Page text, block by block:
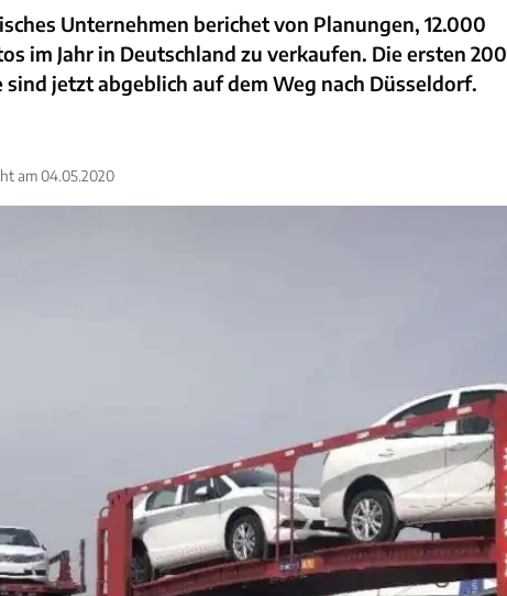
Unternehmen berichet von Planungen, 12.000
im Jahr in Deutschland zu verkaufen. Die ersten 200
sind jetzt abgeblich auf dem Weg nach Düsseldorf.
am 04.05.2020